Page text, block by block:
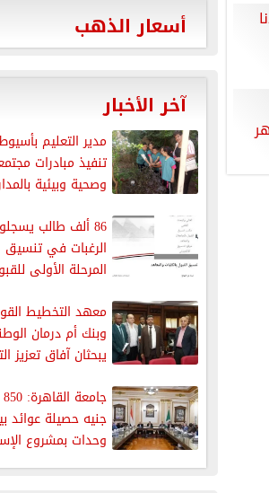
أسعار الذهب
آخر الأخبار
مدير التعليم
تنفيذ مبادرات
وصحية وبيئية
86 ألف طالب
الرغبات في تنسيق
المرحلة الأولى
معهد التخطيط
وبنك أم درمان
يبحثان آفاق تعزيز
جنيه حصيلة عوائد
وحدات بمشروع